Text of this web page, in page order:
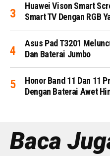
Huawei Vison Smart
Smart TV Dengan RGB
Asus Pad T3201
Dan Baterai Jumbo
Honor Band 11 Dan 11
Dengan Baterai Awet
Baca